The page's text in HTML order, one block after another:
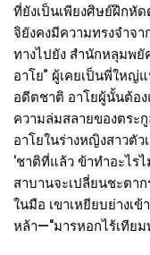
ที่ยังเป็นเพียงศิษย์ฝึกหั
จิยังคงมีความทรงจำจ
ทางไปยัง สำนักหลุมพ
อาโย” ผู้เคยเป็นพี่ใหญ่
อดีตชาติ อาโยผู้นั้นต้อง
ความล่มสลายของตระ
อาโยในร่างหญิงสาวตัว
‘ชาติที่แล้ว ข้าทำอะไร
สาบานจะเปลี่ยนชะตา
ในมือ เขาเหยียบย่างเ
หล้า—“มารหอกไร้เทียม